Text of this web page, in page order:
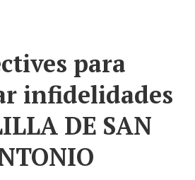
para
infidelidades
DE SAN